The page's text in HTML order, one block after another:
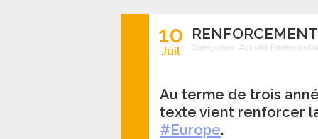
10
Juil Catégories : Activité
Au terme de trois
texte vient renforcer
#Europe.